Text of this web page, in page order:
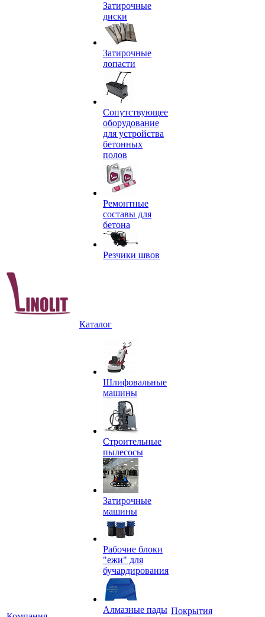
Затирочные
диски
Затирочные
лопасти
Сопутствующее
оборудование
для устройства
бетонных
полов
Ремонтные
составы для
бетона
Резчики швов
Каталог
Шлифовальные
машины
Строительные
пылесосы
Затирочные
машины
Рабочие блоки
"ежи" для
бучардирования
Алмазные пады Покрытия